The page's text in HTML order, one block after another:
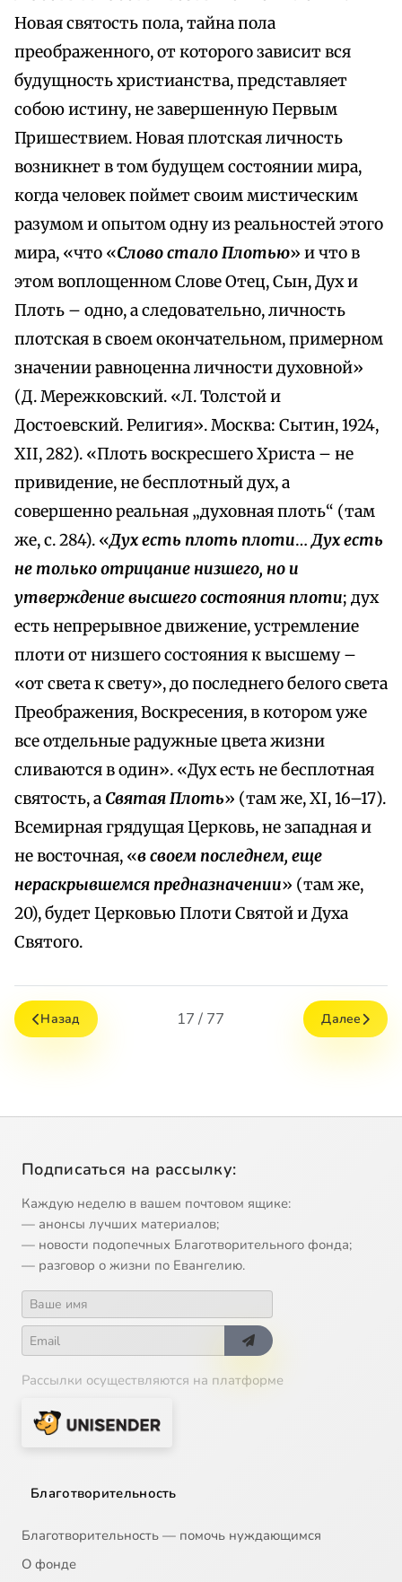
Новая святость пола, тайна пола
преображенного, от которого зависит вся
будущность христианства, представляет
собою истину, не завершенную Первым
Пришествием. Новая плотская личность
возникнет в том будущем состоянии мира,
когда человек поймет своим мистическим
разумом и опытом одну из реальностей этого
мира, «что «Слово стало Плотью» и что в
этом воплощенном Слове Отец, Сын, Дух и
Плоть – одно, а следовательно, личность
плотская в своем окончательном, примерном
значении равноценна личности духовной»
(Д. Мережковский. «Л. Толстой и
Достоевский. Религия». Москва: Сытин, 1924,
XII, 282). «Плоть воскресшего Христа – не
привидение, не бесплотный дух, а
совершенно реальная „духовная плоть“ (там
же, с. 284). «Дух есть плоть плоти…Дух есть
не только отрицание низшего, но и
утверждение высшего состояния плоти; дух
есть непрерывное движение, устремление
плоти от низшего состояния к высшему –
«от света к свету», до последнего белого света
Преображения, Воскресения, в котором уже
все отдельные радужные цвета жизни
сливаются в один». «Дух есть не бесплотная
святость, а Святая Плоть» (там же, XI, 16–17).
Всемирная грядущая Церковь, не западная и
не восточная, «в своем последнем, еще
нераскрывшемся предназначении» (там же,
20), будет Церковью Плоти Святой и Духа
Святого.
Назад 17 / 77 Далее
Подписаться на рассылку:
Каждую неделю в вашем почтовом ящике:
— анонсы лучших материалов;
— новости подопечных Благотворительного фонда;
— разговор о жизни по Евангелию.
Рассылки осуществляются на платформе
Благотворительность
Благотворительность — помочь нуждающимся
О фонде